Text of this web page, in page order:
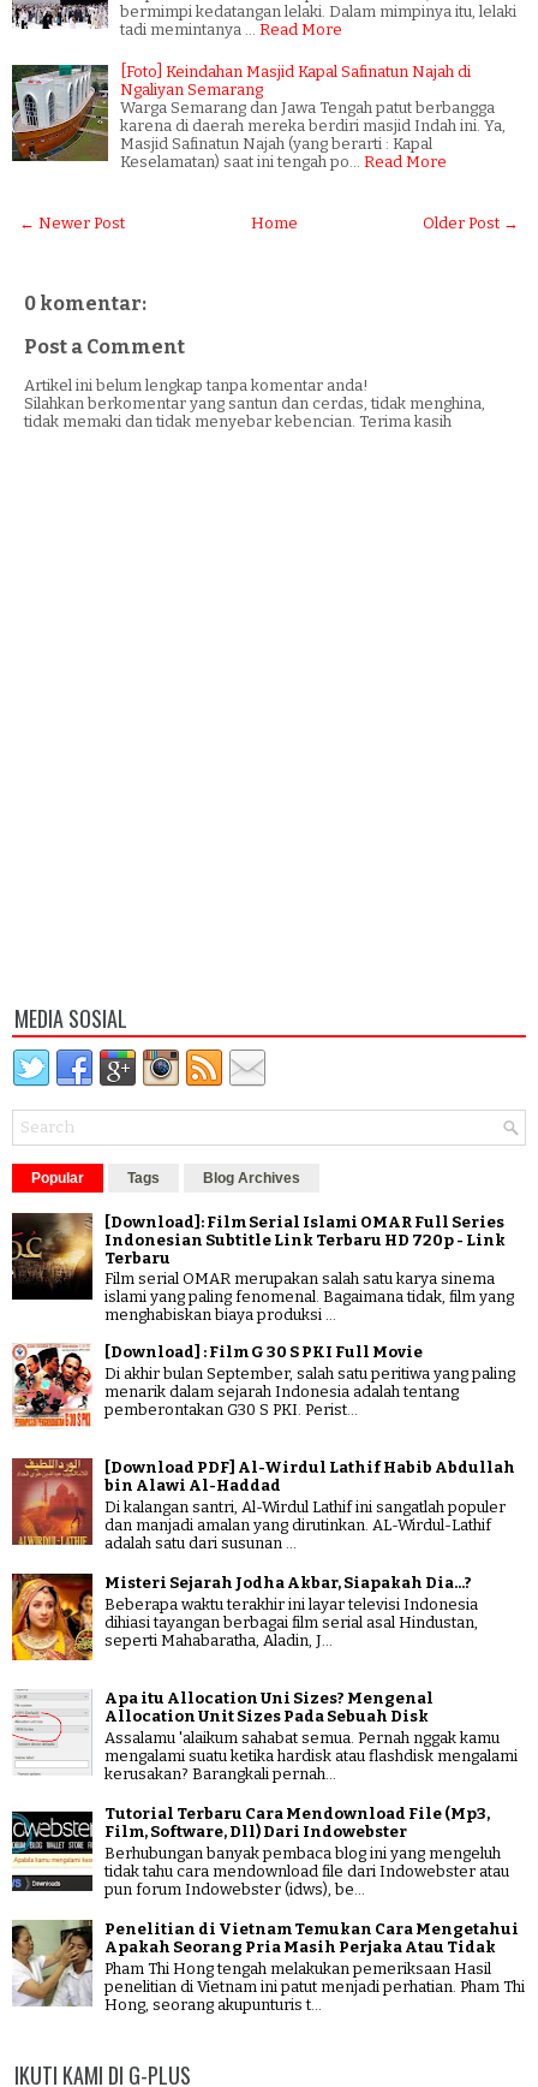
bermimpi kedatangan lelaki. Dalam mimpinya itu, lelaki
tadi memintanya …
Read More
[Foto] Keindahan Masjid Kapal Safinatun Najah di
Ngaliyan Semarang
Warga Semarang dan Jawa Tengah patut berbangga
karena di daerah mereka berdiri masjid Indah ini. Ya,
Masjid Safinatun Najah (yang berarti : Kapal
Keselamatan) saat ini tengah po…
Read More
← Newer Post Older Post →
Home
0 komentar:
Post a Comment
Artikel ini belum lengkap tanpa komentar anda!
Silahkan berkomentar yang santun dan cerdas, tidak menghina,
tidak memaki dan tidak menyebar kebencian. Terima kasih
MEDIA SOSIAL
Popular Tags Blog Archives
[Download]: Film Serial Islami OMAR Full Series
Indonesian Subtitle Link Terbaru HD 720p - Link
Terbaru
Film serial OMAR merupakan salah satu karya sinema
islami yang paling fenomenal. Bagaimana tidak, film yang
menghabiskan biaya produksi ...
[Download] : Film G 30 S PKI Full Movie
Di akhir bulan September, salah satu peritiwa yang paling
menarik dalam sejarah Indonesia adalah tentang
pemberontakan G30 S PKI. Perist...
[Download PDF] Al-Wirdul Lathif Habib Abdullah
bin Alawi Al-Haddad
Di kalangan santri, Al-Wirdul Lathif ini sangatlah populer
dan manjadi amalan yang dirutinkan. AL-Wirdul-Lathif
adalah satu dari susunan ...
Misteri Sejarah Jodha Akbar, Siapakah Dia...?
Beberapa waktu terakhir ini layar televisi Indonesia
dihiasi tayangan berbagai film serial asal Hindustan,
seperti Mahabaratha, Aladin, J...
Apa itu Allocation Uni Sizes? Mengenal
Allocation Unit Sizes Pada Sebuah Disk
Assalamu 'alaikum sahabat semua. Pernah nggak kamu
mengalami suatu ketika hardisk atau flashdisk mengalami
kerusakan? Barangkali pernah...
Tutorial Terbaru Cara Mendownload File (Mp3,
Film, Software, Dll) Dari Indowebster
Berhubungan banyak pembaca blog ini yang mengeluh
tidak tahu cara mendownload file dari Indowebster atau
pun forum Indowebster (idws), be...
Penelitian di Vietnam Temukan Cara Mengetahui
Apakah Seorang Pria Masih Perjaka Atau Tidak
Pham Thi Hong tengah melakukan pemeriksaan Hasil
penelitian di Vietnam ini patut menjadi perhatian. Pham Thi
Hong, seorang akupunturis t...
IKUTI KAMI DI G-PLUS